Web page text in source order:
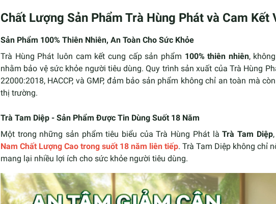
Chất Lượng Sản Phẩm Trà Hùng Phát và Cam Kết
Sản Phẩm 100% Thiên Nhiên, An Toàn Cho Sức Khỏe
Trà Hùng Phát luôn cam kết cung cấp sản phẩm 100% thiên nhiên,
nhằm bảo vệ sức khỏe người tiêu dùng. Quy trình sản xuất của Trà Hùng
22000:2018, HACCP, và GMP, đảm bảo sản phẩm không chỉ an toàn mà
thị trường.
Trà Tam Diệp - Sản Phẩm Được Tin Dùng Suốt 18 Năm
Một trong những sản phẩm tiêu biểu của Trà Hùng Phát làTrà Tam Diệp
Nam Chất Lượng Cao trong suốt 18 năm liên tiếp. Trà Tam Diệp không chỉ
mang lại nhiều lợi ích cho sức khỏe người tiêu dùng.